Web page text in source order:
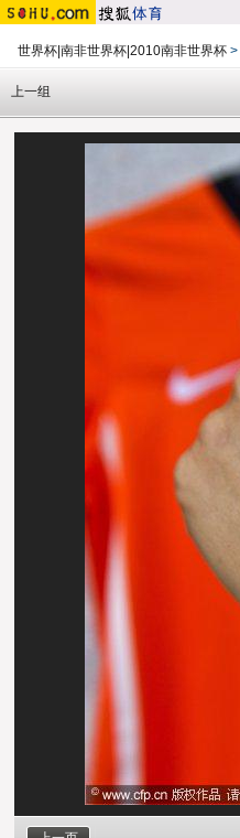
世界杯|南非世界杯|2010南非世界杯 >
上一组